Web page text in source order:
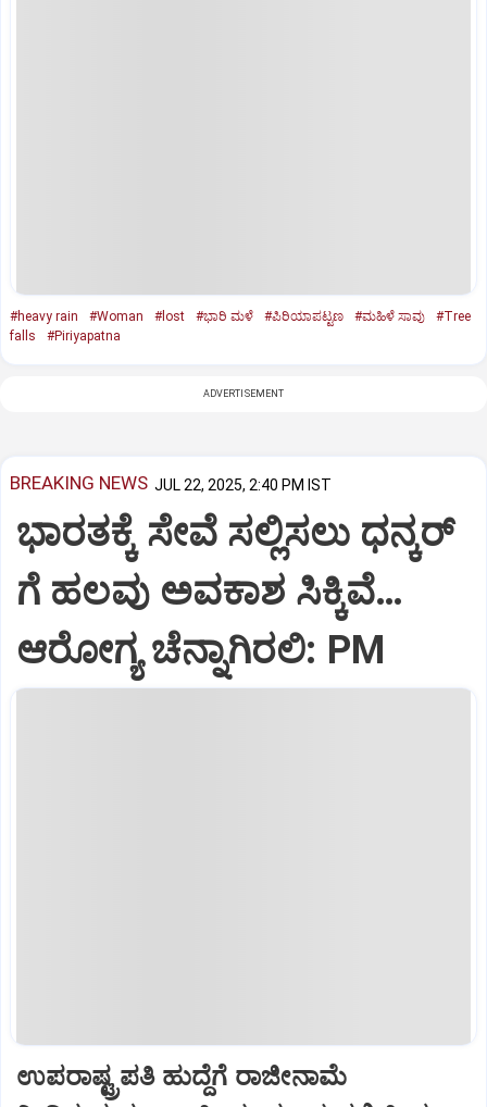
#heavy rain #Woman #lost #ಭಾರಿ ಮಳೆ #ಪಿರಿಯಾಪಟ್ಟಣ #ಮಹಿಳೆ ಸಾವು
#Tree
falls
#Piriyapatna
ADVERTISEMENT
BREAKING NEWS JUL 22, 2025, 2:40 PM IST
ಭಾರತಕ್ಕೆ ಸೇವೆ ಸಲ್ಲಿಸಲು ಧನ್ಕರ್‌
ಗೆ ಹಲವು ಅವಕಾಶ ಸಿಕ್ಕಿವೆ…
ಆರೋಗ್ಯ ಚೆನ್ನಾಗಿರಲಿ: PM
ಉಪರಾಷ್ಟ್ರಪತಿ ಹುದ್ದೆಗೆ ರಾಜೀನಾಮೆ